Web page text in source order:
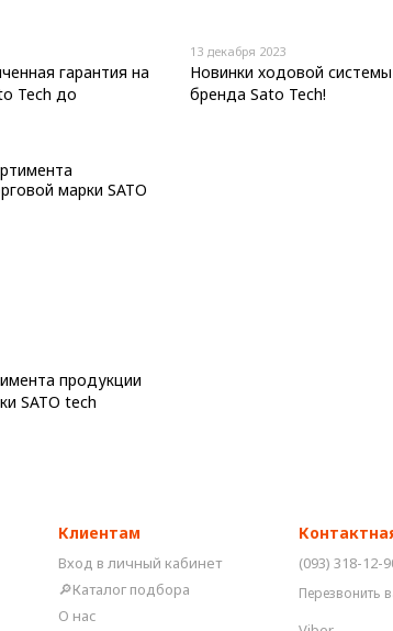
гарантия на
Tech до
13 декабря 2023
Новинки ходовой
бренда Sato Tech!
продукции
SATO tech
Клиентам
Вход в личный кабинет
🔎Каталог подбора
О нас
(093) 318-12-
Перезвонить